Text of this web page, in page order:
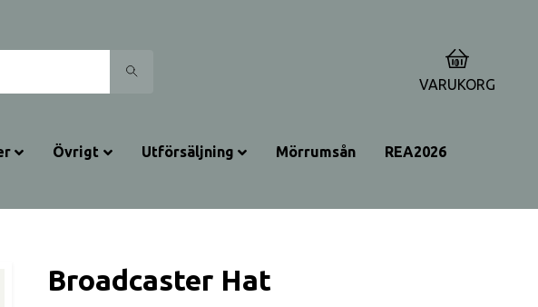
0
VARUKORG
Övrigt Utförsäljning Mörrumsån REA2026
Broadcaster Hat